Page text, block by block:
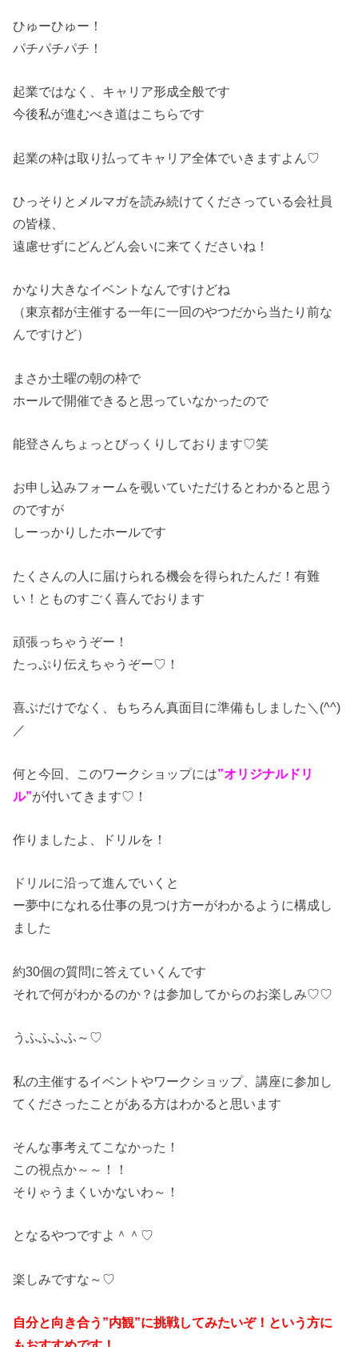
ひゅーひゅー！
パチパチパチ！
起業ではなく、キャリア形成全般です
今後私が進むべき道はこちらです
起業の枠は取り払ってキャリア全体でいきますよん♡
ひっそりとメルマガを読み続けてくださっている会社員
の皆様、
遠慮せずにどんどん会いに来てくださいね！
かなり大きなイベントなんですけどね
（東京都が主催する一年に一回のやつだから当たり前な
んですけど）
まさか土曜の朝の枠で
ホールで開催できると思っていなかったので
能登さんちょっとびっくりしております♡笑
お申し込みフォームを覗いていただけるとわかると思う
のですが
しーっかりしたホールです
たくさんの人に届けられる機会を得られたんだ！有難
い！とものすごく喜んでおります
頑張っちゃうぞー！
たっぷり伝えちゃうぞー♡！
喜ぶだけでなく、もちろん真面目に準備もしました＼(^^)
／
何と今回、このワークショップには”オリジナルドリ
ル”が付いてきます♡！
作りましたよ、ドリルを！
ドリルに沿って進んでいくと
ー夢中になれる仕事の見つけ方ーがわかるように構成し
ました
約30個の質問に答えていくんです
それで何がわかるのか？は参加してからのお楽しみ♡♡
うふふふふ～♡
私の主催するイベントやワークショップ、講座に参加し
てくださったことがある方はわかると思います
そんな事考えてこなかった！
この視点か～～！！
そりゃうまくいかないわ～！
となるやつですよ＾＾♡
楽しみですな～♡
自分と向き合う”内観”に挑戦してみたいぞ！という方に